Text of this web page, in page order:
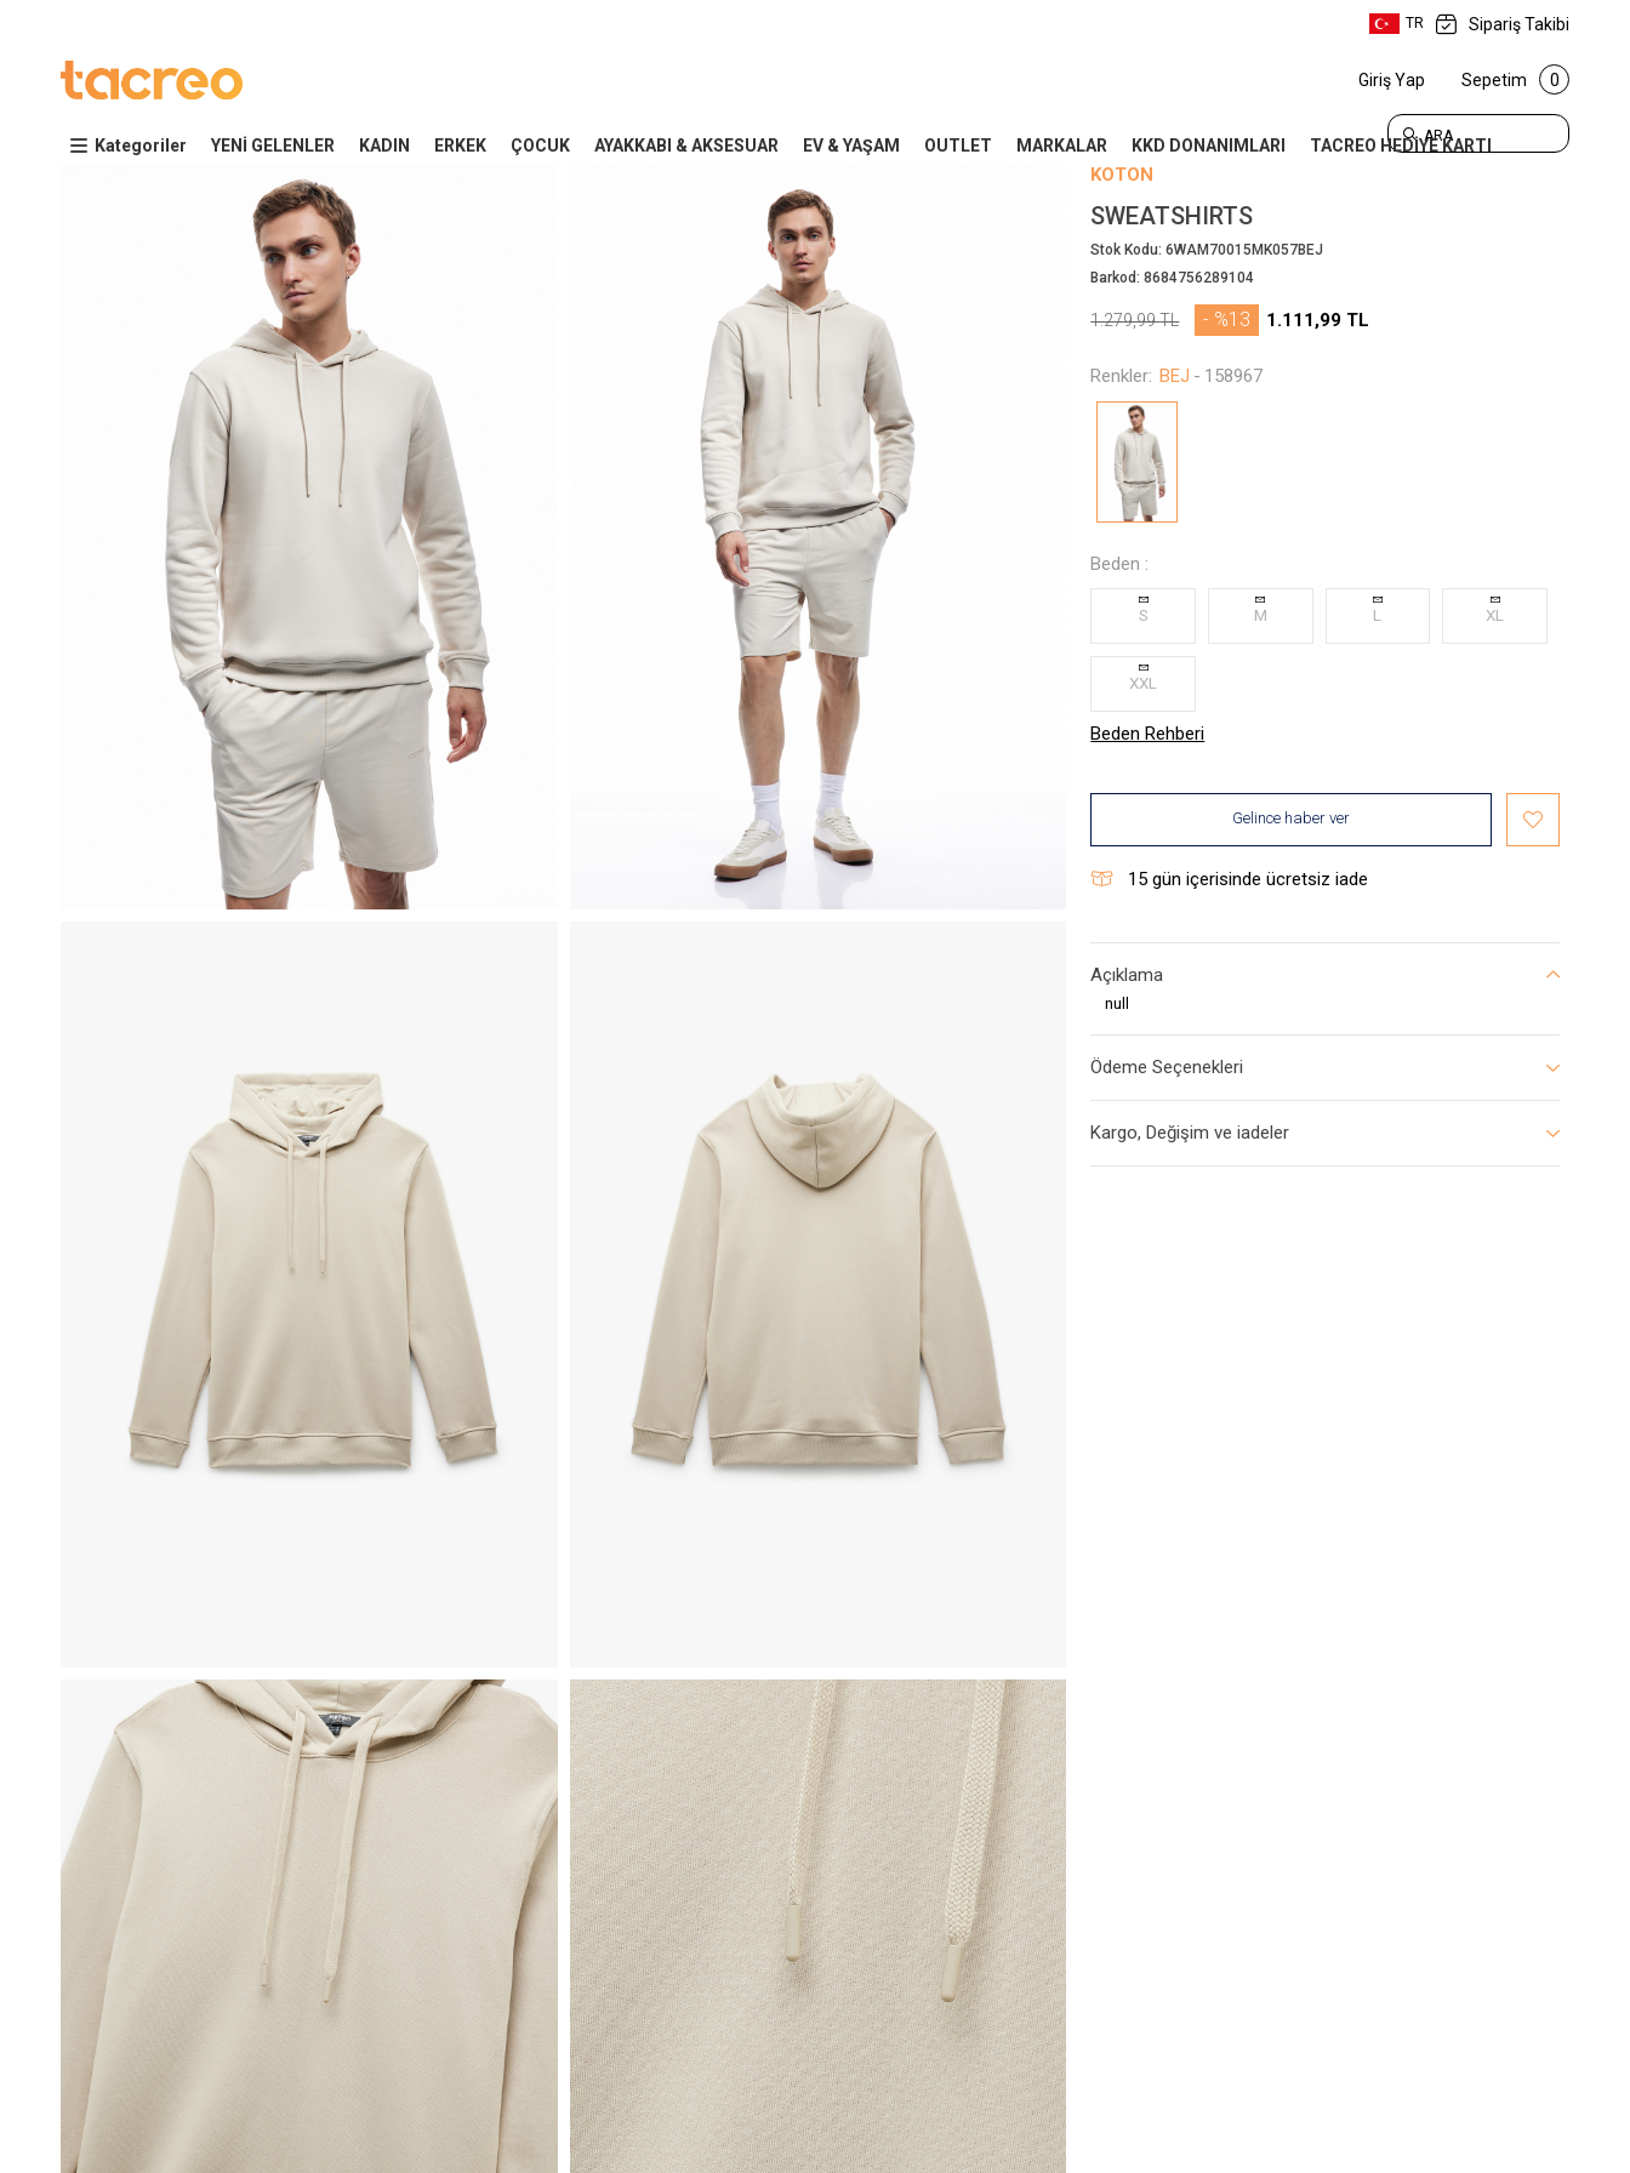
TR Sipariş Takibi
ARA
Giriş Yap Sepetim 0
Kategoriler YENİ GELENLER KADIN ERKEK ÇOCUK AYAKKABI & AKSESUAR EV & YAŞAM OUTLET MARKALAR KKD DONANIMLARI TACREO HEDİYE KARTI
KOTON
SWEATSHIRTS
Stok Kodu:6WAM70015MK057BEJ
Barkod:8684756289104
1.279,99TL 1.111,99 TL
- %13
Beden Rehberi
Beden :
S M L XL
XXL
Renkler: BEJ - 158967
Gelince haber ver
15 gün içerisinde ücretsiz iade
Açıklama
null
Ödeme Seçenekleri
Kargo, Değişim ve iadeler